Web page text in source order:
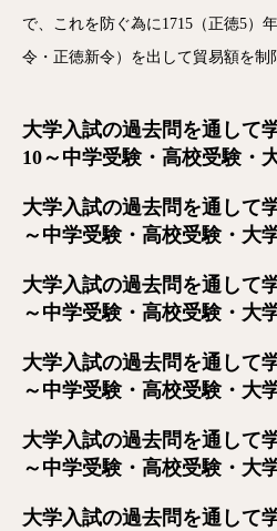
で、これを防ぐ為に1715（正徳5）
令・正徳新令）を出して貿易額を制
大学入試の過去問を通して
10～中学受験・高校受験・
大学入試の過去問を通して
～中学受験・高校受験・大
大学入試の過去問を通して
～中学受験・高校受験・大
大学入試の過去問を通して
～中学受験・高校受験・大
大学入試の過去問を通して
～中学受験・高校受験・大
大学入試の過去問を通して